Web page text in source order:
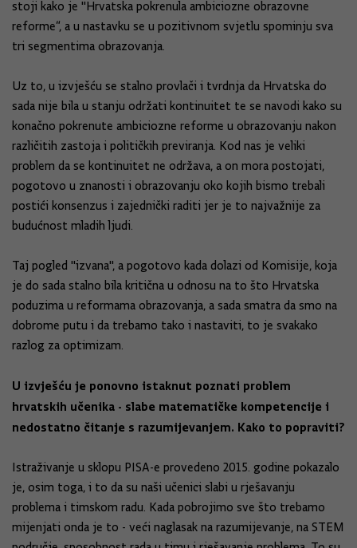
stoji kako je "Hrvatska pokrenula ambiciozne obrazovne
reforme“, a u nastavku se u pozitivnom svjetlu spominju sva
tri segmentima obrazovanja.
Uz to, u izvješću se stalno provlači i tvrdnja da Hrvatska do
sada nije bila u stanju održati kontinuitet te se navodi kako su
konačno pokrenute ambiciozne reforme u obrazovanju nakon
različitih zastoja i političkih previranja. Kod nas je veliki
problem da se kontinuitet ne održava, a on mora postojati,
pogotovo u znanosti i obrazovanju oko kojih bismo trebali
postići konsenzus i zajednički raditi jer je to najvažnije za
budućnost mladih ljudi.
Taj pogled "izvana", a pogotovo kada dolazi od Komisije, koja
je do sada stalno bila kritična u odnosu na to što Hrvatska
poduzima u reformama obrazovanja, a sada smatra da smo na
dobrome putu i da trebamo tako i nastaviti, to je svakako
razlog za optimizam.
U izvješću je ponovno istaknut poznati problem
hrvatskih učenika - slabe matematičke kompetencije i
nedostatno čitanje s razumijevanjem. Kako to popraviti?
Istraživanje u sklopu PISA-e provedeno 2015. godine pokazalo
je, osim toga, i to da su naši učenici slabi u rješavanju
problema i timskom radu. Kada pobrojimo sve što trebamo
mijenjati onda je to - veći naglasak na razumijevanje, na STEM